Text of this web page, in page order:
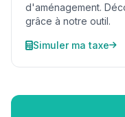
d'aménagement.
grâce à notre outil.
Simuler ma taxe